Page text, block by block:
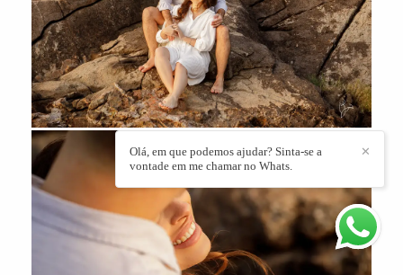
✕
Olá, em que podemos ajudar? Sinta-se a
vontade em me chamar no Whats.